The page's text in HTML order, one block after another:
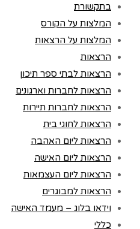
בתקשורת
המלצות על הקורס
המלצות על הרצאות
הרצאות
הרצאות לבתי ספר תיכון
הרצאות לחברות וארגונים
הרצאות לחברות תיירות
הרצאות לחוגי בית
הרצאות ליום האהבה
הרצאות ליום האישה
הרצאות ליום העצמאות
הרצאות למבוגרים
וידאו בלוג – מעמד האישה
כללי